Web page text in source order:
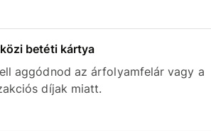
betéti kártya
aggódnod az árfolyamfelár vagy a
díjak miatt.